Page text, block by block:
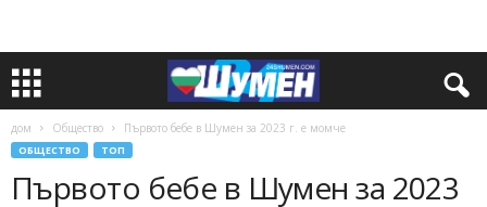
дом Общество Първото бебе в Шумен за 2023 г. е момче
ОБЩЕСТВО ТОП
Първото бебе в Шумен за 2023